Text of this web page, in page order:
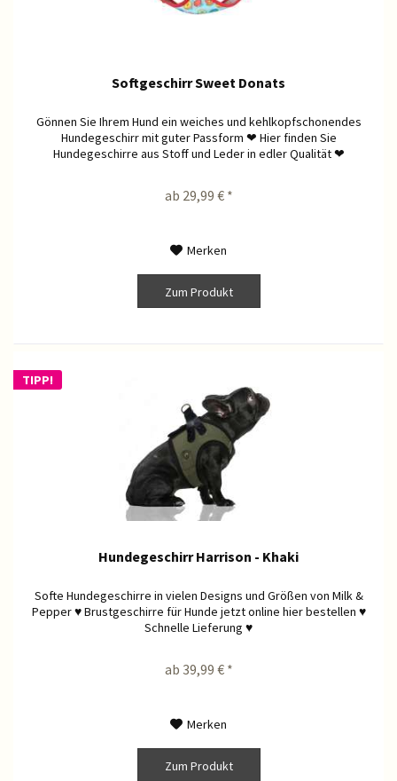
Softgeschirr Sweet Donats
Gönnen Sie Ihrem Hund ein weiches und kehlkopfschonendes
Hundegeschirr mit guter Passform ❤ Hier finden Sie
Hundegeschirre aus Stoff und Leder in edler Qualität ❤
ab 29,99 € *
Merken
Zum Produkt
TIPP!
Hundegeschirr Harrison - Khaki
Softe Hundegeschirre in vielen Designs und Größen von Milk &
Pepper ♥ Brustgeschirre für Hunde jetzt online hier bestellen ♥
Schnelle Lieferung ♥
ab 39,99 € *
Merken
Zum Produkt